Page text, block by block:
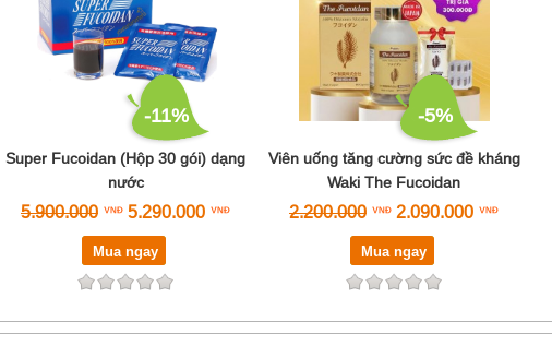
-11%
Super Fucoidan (Hộp 30 gói) dạng
nước
5.900.000 5.290.000
Mua ngay
-5%
Viên uống tăng cường sức đề kháng
Waki The Fucoidan
2.200.000 2.090.000
Mua ngay